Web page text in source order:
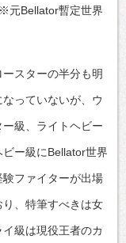
元Bellator暫定世界
ースターの半分も明
なっていないが、ウ
ー級、ライトヘビー
ビー級にBellator世界
験ファイターが出場
り、特筆すべきは女
イ級は現役王者のカ